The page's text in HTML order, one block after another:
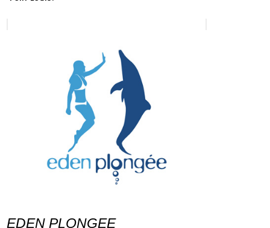
EDEN PLONGEE